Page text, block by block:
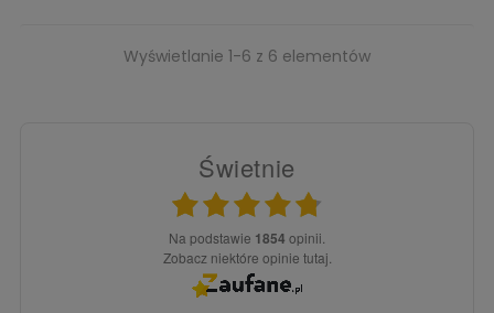
Wyświetlanie 1-6 z 6 elementów
Świetnie
Na podstawie 1854 opinii.
Zobacz niektóre opinie tutaj.